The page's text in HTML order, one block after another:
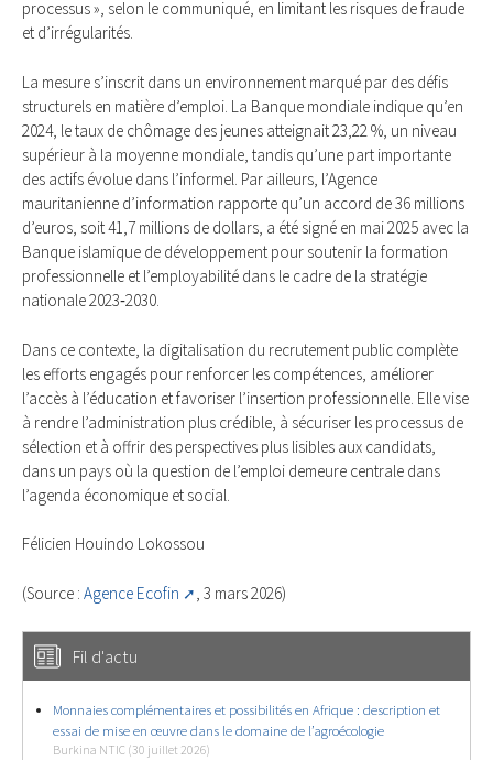
processus », selon le communiqué, en limitant les risques de fraude
et d’irrégularités.
La mesure s’inscrit dans un environnement marqué par des défis
structurels en matière d’emploi. La Banque mondiale indique qu’en
2024, le taux de chômage des jeunes atteignait 23,22 %, un niveau
supérieur à la moyenne mondiale, tandis qu’une part importante
des actifs évolue dans l’informel. Par ailleurs, l’Agence
mauritanienne d’information rapporte qu’un accord de 36 millions
d’euros, soit 41,7 millions de dollars, a été signé en mai 2025 avec la
Banque islamique de développement pour soutenir la formation
professionnelle et l’employabilité dans le cadre de la stratégie
nationale 2023‑2030.
Dans ce contexte, la digitalisation du recrutement public complète
les efforts engagés pour renforcer les compétences, améliorer
l’accès à l’éducation et favoriser l’insertion professionnelle. Elle vise
à rendre l’administration plus crédible, à sécuriser les processus de
sélection et à offrir des perspectives plus lisibles aux candidats,
dans un pays où la question de l’emploi demeure centrale dans
l’agenda économique et social.
Félicien Houindo Lokossou
(Source : Agence Ecofin , 3 mars 2026)
Fil d'actu
Monnaies complémentaires et possibilités en Afrique : description et
essai de mise en œuvre dans le domaine de l’agroécologie
Burkina NTIC (30 juillet 2026)